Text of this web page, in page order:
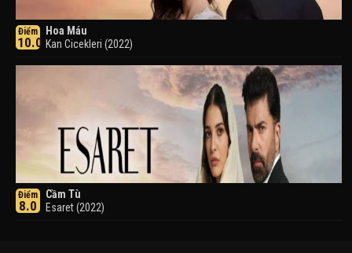
Điểm
10.0
Hoa Máu
Kan Cicekleri (2022)
Điểm
8.0
Cầm Tù
Esaret (2022)